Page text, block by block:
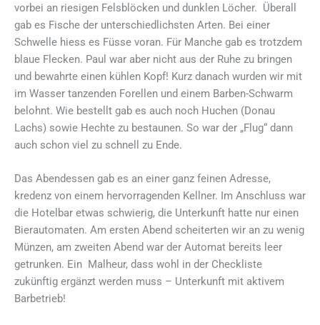
vorbei an riesigen Felsblöcken und dunklen Löcher. Überall
gab es Fische der unterschiedlichsten Arten. Bei einer
Schwelle hiess es Füsse voran. Für Manche gab es trotzdem
blaue Flecken. Paul war aber nicht aus der Ruhe zu bringen
und bewahrte einen kühlen Kopf! Kurz danach wurden wir mit
im Wasser tanzenden Forellen und einem Barben-Schwarm
belohnt. Wie bestellt gab es auch noch Huchen (Donau
Lachs) sowie Hechte zu bestaunen. So war der „Flug“ dann
auch schon viel zu schnell zu Ende.
Das Abendessen gab es an einer ganz feinen Adresse,
kredenz von einem hervorragenden Kellner. Im Anschluss war
die Hotelbar etwas schwierig, die Unterkunft hatte nur einen
Bierautomaten. Am ersten Abend scheiterten wir an zu wenig
Münzen, am zweiten Abend war der Automat bereits leer
getrunken. Ein Malheur, dass wohl in der Checkliste
zukünftig ergänzt werden muss – Unterkunft mit aktivem
Barbetrieb!